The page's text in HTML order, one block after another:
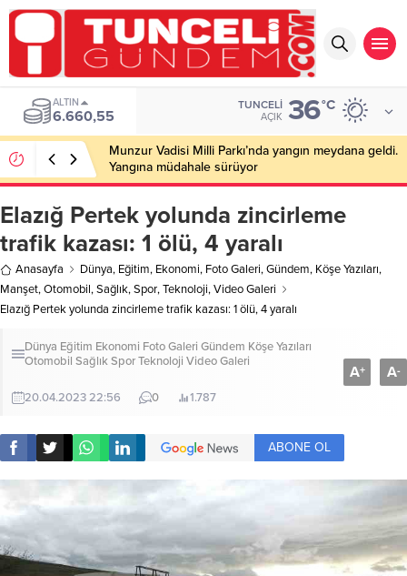
ALTIN
6.660,55
TUNCELI
AÇIK 36°C
Munzur Vadisi Milli Parkı’nda yangın meydana geldi.
Yangına müdahale sürüyor
Elazığ Pertek yolunda zincirleme
trafik kazası: 1 ölü, 4 yaralı
Anasayfa Dünya, Eğitim, Ekonomi, Foto Galeri,Gündem, Köşe Yazıları,
Manşet,Otomobil,Sağlık,Spor,Teknoloji,Video Galeri
Elazığ Pertek yolunda zincirleme trafik kazası: 1 ölü, 4 yaralı
Dünya Eğitim Ekonomi Foto Galeri Gündem Köşe Yazıları
Otomobil SağlıkSporTeknoloji Video Galeri
20.04.2023 22:56 0 1.787
A+ A-
ABONE OL